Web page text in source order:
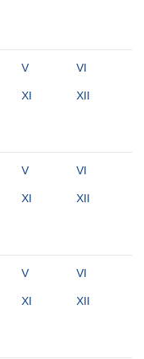
V VI
XI XII
V VI
XI XII
V VI
XI XII